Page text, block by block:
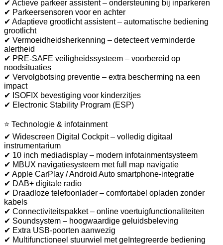
✔ Actieve parkeer assistent – ondersteuning bij inparkeren
✔ Parkeersensoren voor en achter
✔ Adaptieve grootlicht assistent – automatische bediening
grootlicht
✔ Vermoeidheidsherkenning – detecteert verminderde
alertheid
✔ PRE-SAFE veiligheidssysteem – voorbereid op
noodsituaties
✔ Vervolgbotsing preventie – extra bescherming na een
impact
✔ ISOFIX bevestiging voor kinderzitjes
✔ Electronic Stability Program (ESP)
⭐ Technologie & infotainment
✔ Widescreen Digital Cockpit – volledig digitaal
instrumentarium
✔ 10 inch mediadisplay – modern infotainmentsysteem
✔ MBUX navigatiesysteem met full map navigatie
✔ Apple CarPlay / Android Auto smartphone-integratie
✔ DAB+ digitale radio
✔ Draadloze telefoonlader – comfortabel opladen zonder
kabels
✔ Connectiviteitspakket – online voertuigfunctionaliteiten
✔ Soundsystem – hoogwaardige geluidsbeleving
✔ Extra USB-poorten aanwezig
✔ Multifunctioneel stuurwiel met geïntegreerde bediening